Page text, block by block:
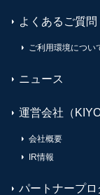
よくあるご質問
ご利用環境につい
ニュース
運営会社（
会社概要
IR情報
パートナープロ